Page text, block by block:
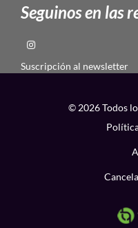
Seguinos en las
Suscripción al newsletter
© 2026 Todos